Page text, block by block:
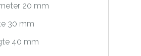
20 mm
30 mm
40 mm